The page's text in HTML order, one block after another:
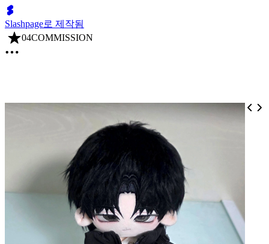
Slashpage로 제작됨
04COMMISSION